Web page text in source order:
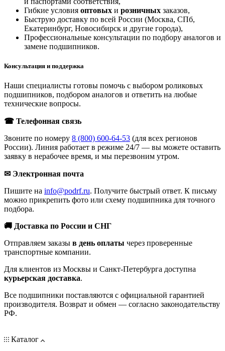
Гибкие условия оптовых и розничных заказов,
Быструю доставку по всей России (Москва, СПб,
Екатеринбург, Новосибирск и другие города),
Профессиональные консультации по подбору аналогов и
замене подшипников.
Консультация и поддержка
Наши специалисты готовы помочь с выбором роликовых
подшипников, подбором аналогов и ответить на любые
технические вопросы.
☎ Телефонная связь
Звоните по номеру 8 (800) 600-64-53 (для всех регионов
России). Линия работает в режиме 24/7 — вы можете оставить
заявку в нерабочее время, и мы перезвоним утром.
✉ Электронная почта
Пишите на info@podrf.ru. Получите быстрый ответ. К письму
можно прикрепить фото или схему подшипника для точного
подбора.
🚚 Доставка по России и СНГ
Отправляем заказы в день оплаты через проверенные
транспортные компании.
Для клиентов из Москвы и Санкт-Петербурга доступна
курьерская доставка.
Все подшипники поставляются с официальной гарантией
производителя. Возврат и обмен — согласно законодательству
РФ.
Каталог